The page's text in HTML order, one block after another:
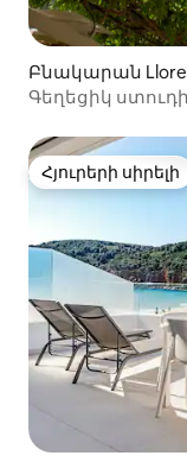
Բնակարան Lloret
Գեղեցիկ
Հյուրերի սիրելի
Հյուրերի սիրելի